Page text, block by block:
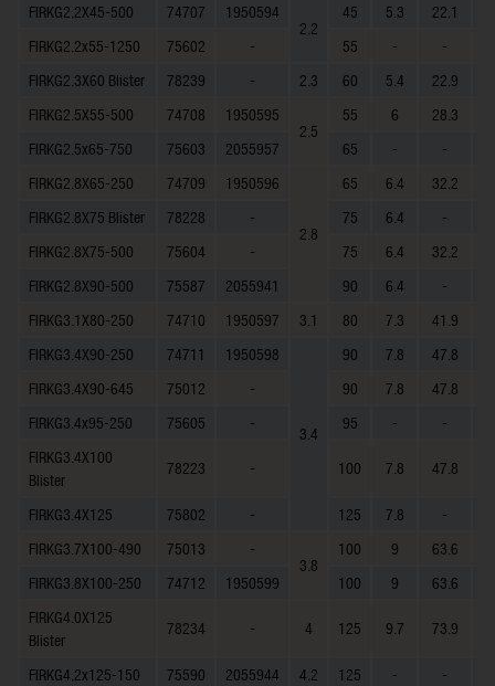
FIRKG2.2X45-500
74707
1950594
2.2
45 5.3 22.1
FIRKG2.2x55-1250
75602 - 55 - -
FIRKG2.3X60 Blister
78239 - 2.3 60 5.4 22.9
FIRKG2.5X55-500
74708
1950595
2.5
55 6 28.3
FIRKG2.5x65-750
75603 2055957 65 - -
FIRKG2.8X65-250
74709 1950596
2.8
65 6.4 32.2
FIRKG2.8X75 Blister
78228 - 75 6.4 -
FIRKG2.8X75-500
75604 - 75 6.4 32.2
FIRKG2.8X90-500
75587 2055941 90 6.4 -
FIRKG3.1X80-250
74710 1950597 3.1 80 7.3 41.9
FIRKG3.4X90-250
74711 1950598
3.4
90 7.8 47.8
FIRKG3.4X90-645
75012 - 90 7.8 47.8
FIRKG3.4x95-250
75605 - 95 - -
FIRKG3.4X100
Blister
78223 - 100 7.8 47.8
FIRKG3.4X125 75802 - 125 7.8 -
FIRKG3.7X100-490
75013
-
3.8
100 9 63.6
FIRKG3.8X100-250
74712 1950599 100 9 63.6
FIRKG4.0X125
Blister
78234 - 4 125 9.7 73.9
FIRKG4.2x125-150 75590 2055944 4.2 125 - -